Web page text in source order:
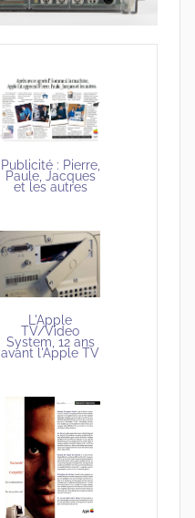
Publicité : Pierre,
Paule, Jacques
et les autres
L'Apple
TV/Video
System, 12 ans
avant l'Apple TV